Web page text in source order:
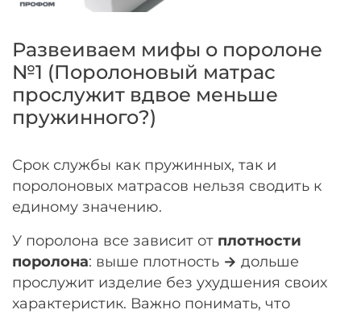
Развеиваем мифы о поролоне
№1 (Поролоновый матрас
прослужит вдвое меньше
пружинного?)
Срок службы как пружинных, так и
поролоновых матрасов нельзя сводить к
единому значению.
У поролона все зависит от плотности
поролона: выше плотность → дольше
прослужит изделие без ухудшения своих
характеристик. Важно понимать, что